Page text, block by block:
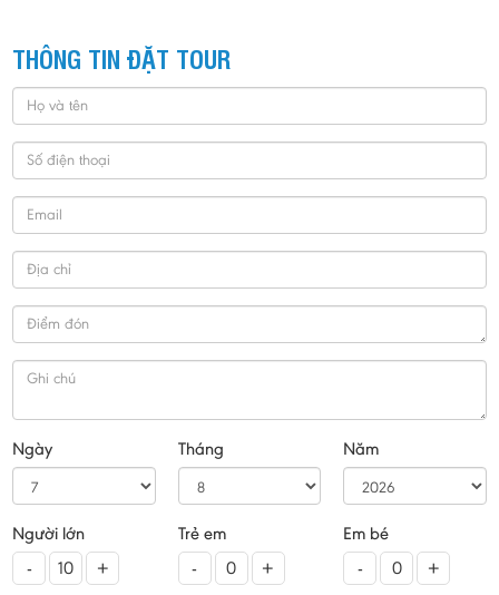
THÔNG TIN ĐẶT TOUR
Ngày Tháng Năm
Người lớn
+
-
Trẻ em
+
-
Em bé
+
-